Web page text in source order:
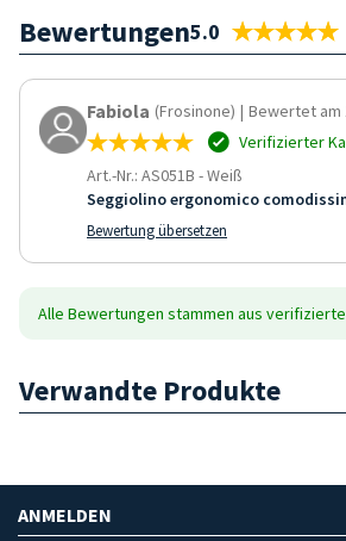
Bewertungen5.0
Fabiola (Frosinone) | Bewertet am
Verifizierter
Art.-Nr.: AS051B -Weiß
Seggiolino ergonomico
Bewertung übersetzen
Alle Bewertungen stammen aus
Verwandte Produkte
ANMELDEN